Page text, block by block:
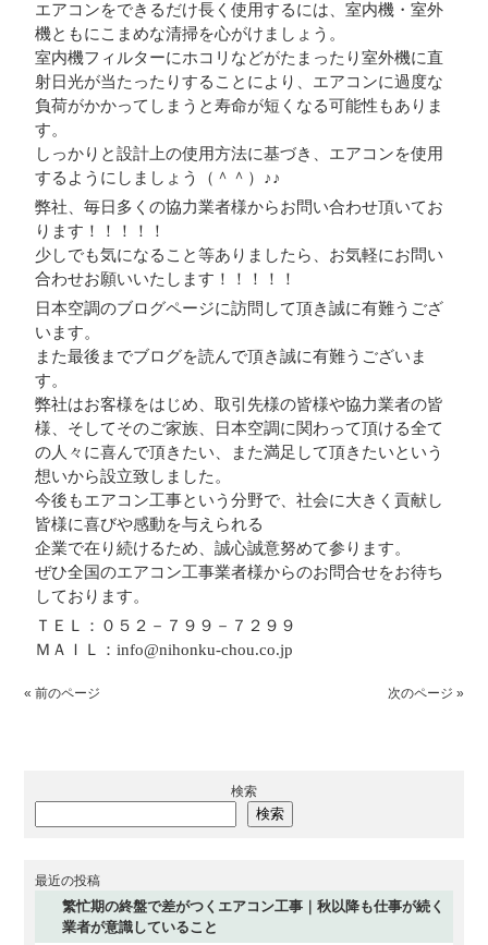
エアコンをできるだけ長く使用するには、室内機・室外
機ともにこまめな清掃を心がけましょう。
室内機フィルターにホコリなどがたまったり室外機に直
射日光が当たったりすることにより、エアコンに過度な
負荷がかかってしまうと寿命が短くなる可能性もありま
す。
しっかりと設計上の使用方法に基づき、エアコンを使用
するようにしましょう（＾＾）♪♪
弊社、毎日多くの協力業者様からお問い合わせ頂いてお
ります！！！！！
少しでも気になること等ありましたら、お気軽にお問い
合わせお願いいたします！！！！！
日本空調のブログページに訪問して頂き誠に有難うござ
います。
また最後までブログを読んで頂き誠に有難うございま
す。
弊社はお客様をはじめ、取引先様の皆様や協力業者の皆
様、そしてそのご家族、日本空調に関わって頂ける全て
の人々に喜んで頂きたい、また満足して頂きたいという
想いから設立致しました。
今後もエアコン工事という分野で、社会に大きく貢献し
皆様に喜びや感動を与えられる
企業で在り続けるため、誠心誠意努めて参ります。
ぜひ全国のエアコン工事業者様からのお問合せをお待ち
しております。
ＴＥＬ：０５２－７９９－７２９９
ＭＡＩＬ：info@nihonku-chou.co.jp
« 前のページ 次のページ »
検索
検索
最近の投稿
繁忙期の終盤で差がつくエアコン工事｜秋以降も仕事が続く
業者が意識していること